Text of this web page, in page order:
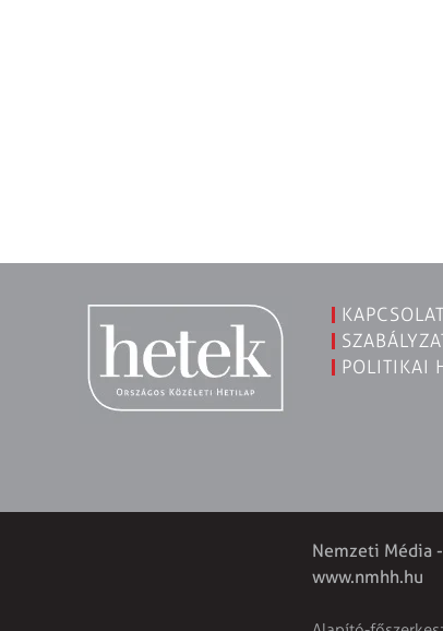
KAPCSOLAT
POLITIKAI
Nemzeti Média
www.nmhh.hu